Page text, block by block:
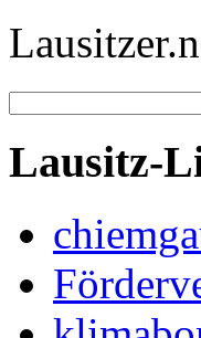
Lausitz-